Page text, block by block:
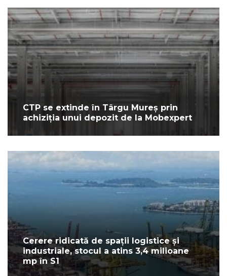
CTP se extinde în Târgu Mureș prin
achiziția unui depozit de la Mobexpert
Cerere ridicată de spații logistice și
industriale, stocul a atins 3,4 milioane
mp în S1